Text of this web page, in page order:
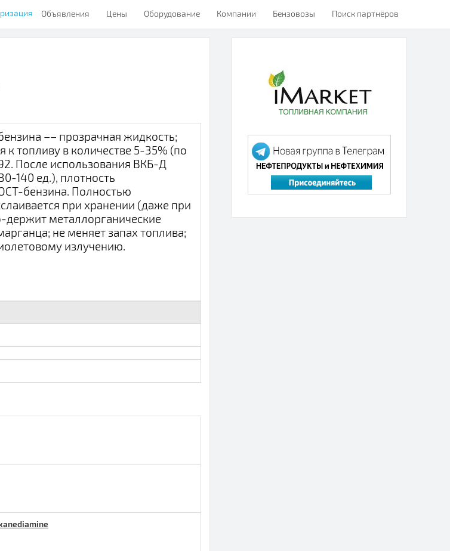
Объявления Цены Оборудование Компании Бензовозы Поиск партнёров
–– прозрачная жидкость;
к топливу в количестве 5-35% (по
После использования ВКБ-Д
140 ед.), плотность
бензина. Полностью
при хранении (даже при
держит металлорганические
не меняет запах топлива;
излучению.